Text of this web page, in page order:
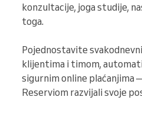
konzultacije, joga studije,
toga.
Pojednostavite
klijentima i timom,
sigurnim online plaćanjima
Reserviom razvijali svoje